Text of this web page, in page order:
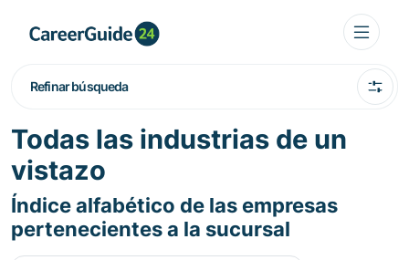
Refinar búsqueda
Todas las industrias de un
vistazo
Índice alfabético de las empresas
pertenecientes a la sucursal